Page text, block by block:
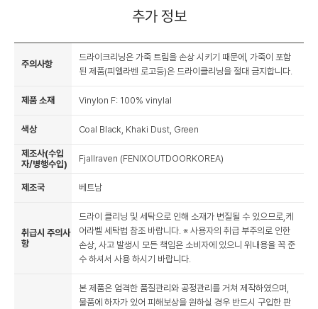
추가 정보
주의사항
드라이크리닝은 가죽 트림을 손상 시키기 때문에, 가죽이 포함
된 제품(피엘라벤 로고등)은 드라이클리닝을 절대 금지합니다.
제품 소재 Vinylon F: 100% vinylal
색상 Coal Black, Khaki Dust, Green
제조사(수입
자/병행수입)
Fjallraven (FENIXOUTDOORKOREA)
제조국 베트남
취급시 주의사
항
드라이 클리닝 및 세탁으로 인해 소재가 변질될 수 있으므로,케
어라벨 세탁법 참조 바랍니다. ※ 사용자의 취급 부주의로 인한
손상, 사고 발생시 모든 책임은 소비자에 있으니 위내용을 꼭 준
수 하셔서 사용 하시기 바랍니다.
본 제품은 엄격한 품질관리와 공정관리를 거쳐 제작하였으며,
물품에 하자가 있어 피해보상을 원하실 경우 반드시 구입한 판